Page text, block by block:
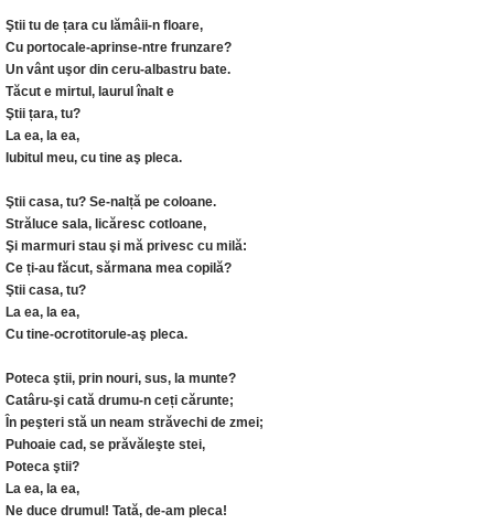
Ştii tu de țara cu lămâii-n floare,
Cu portocale-aprinse-ntre frunzare?
Un vânt uşor din ceru-albastru bate.
Tăcut e mirtul, laurul înalt e
Ştii țara, tu?
La ea, la ea,
Iubitul meu, cu tine aş pleca.
Ştii casa, tu? Se-nalță pe coloane.
Străluce sala, licăresc cotloane,
Şi marmuri stau şi mă privesc cu milă:
Ce ți-au făcut, sărmana mea copilă?
Ştii casa, tu?
La ea, la ea,
Cu tine-ocrotitorule-aş pleca.
Poteca ştii, prin nouri, sus, la munte?
Catâru-şi cată drumu-n ceți cărunte;
În peşteri stă un neam străvechi de zmei;
Puhoaie cad, se prăvăleşte stei,
Poteca ştii?
La ea, la ea,
Ne duce drumul! Tată, de-am pleca!